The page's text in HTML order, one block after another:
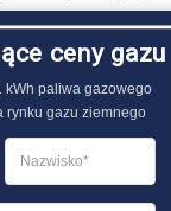
ceny gazu
kWh paliwa gazowego
rynku gazu ziemnego